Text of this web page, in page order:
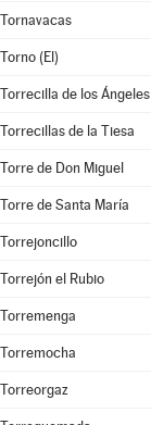
Tornavacas
Torno (El)
Torrecilla de los Ángeles
Torrecillas de la Tiesa
Torre de Don Miguel
Torre de Santa María
Torrejoncillo
Torrejón el Rubio
Torremenga
Torremocha
Torreorgaz